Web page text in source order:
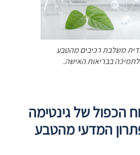
משלבת רכיבים מהטבע
בבריאות האישה.
הכפול של גינטימה
המדעי מהטבע